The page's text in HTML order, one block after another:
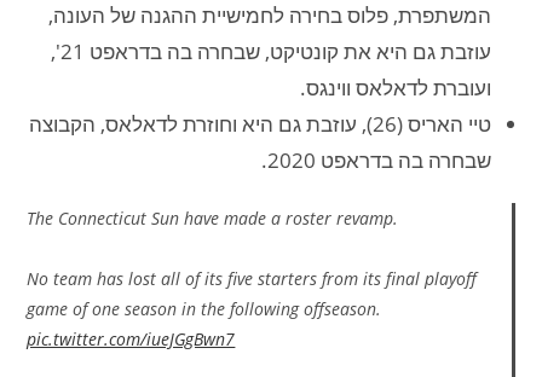
המשתפרת, פלוס בחירה לחמישיית ההגנה של העונה,
עוזבת גם היא את קונטיקט, שבחרה בה בדראפט 21',
ועוברת לדאלאס ווינגס.
טיי האריס (26), עוזבת גם היא וחוזרת לדאלאס, הקבוצה
שבחרה בה בדראפט 2020.
The Connecticut Sun have made a roster revamp.
No team has lost all of its five starters from its final playoff
game of one season in the following offseason.
pic.twitter.com/iueJGgBwn7